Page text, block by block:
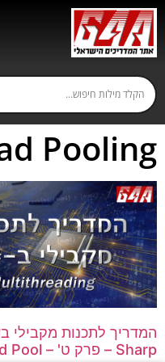
Pooling
Sharp – פרק ט' – Thread Pool